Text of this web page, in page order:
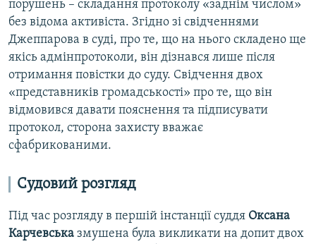
порушень – складання протоколу «заднім числом»
без відома активіста. Згідно зі свідченнями
Джеппарова в суді, про те, що на нього складено ще
якісь адмінпротоколи, він дізнався лише після
отримання повістки до суду. Свідчення двох
«представників громадськості» про те, що він
відмовився давати пояснення та підписувати
протокол, сторона захисту вважає
сфабрикованими.
Судовий розгляд
Під час розгляду в першій інстанції суддя Оксана
Карчевська змушена була викликати на допит двох